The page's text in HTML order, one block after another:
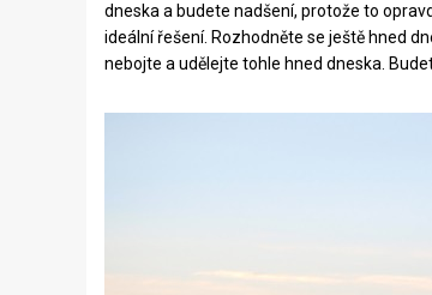
dneska a budete nadšení, protože to
ideální řešení. Rozhodněte se ještě hned
nebojte a udělejte tohle hned dneska.